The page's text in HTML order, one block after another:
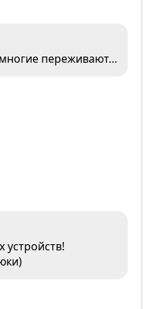
многие переживают…